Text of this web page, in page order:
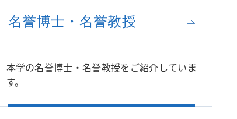
名誉博士・名誉教授
本学の名誉博士・名誉教授をご紹介していま
す。